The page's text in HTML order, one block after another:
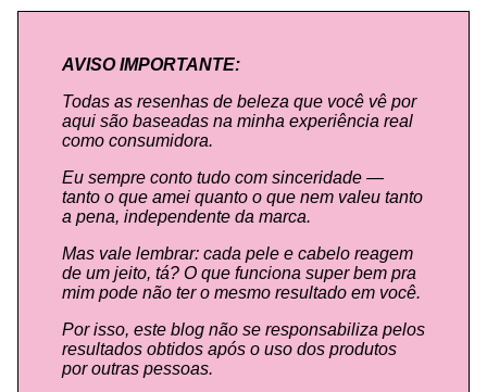
AVISO IMPORTANTE:
Todas as resenhas de beleza que você vê por
aqui são baseadas na minha experiência real
como consumidora.
Eu sempre conto tudo com sinceridade —
tanto o que amei quanto o que nem valeu tanto
a pena, independente da marca.
Mas vale lembrar: cada pele e cabelo reagem
de um jeito, tá? O que funciona super bem pra
mim pode não ter o mesmo resultado em você.
Por isso, este blog não se responsabiliza pelos
resultados obtidos após o uso dos produtos
por outras pessoas.